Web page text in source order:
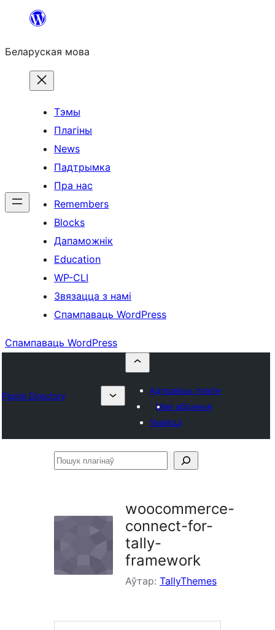
Перайсці
змесціва
Беларуская мова
Тэмы
Плагіны
News
Падтрымка
Пра нас
Remembers
Blocks
Дапаможнік
Education
WP-CLI
Звязацца з намі
Спампаваць WordPress
Спампаваць WordPress
Plugin Directory
Адправіць плагін
Мае абраныя
Увайсці
Пошук
woocommerce-
connect-for-
tally-
framework
Аўтар: TallyThemes